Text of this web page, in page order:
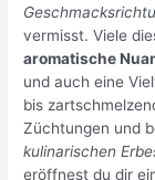
vermisst. Viele
aromatische
und auch eine
bis
Züchtungen und
kulinarischen
eröffnest du dir